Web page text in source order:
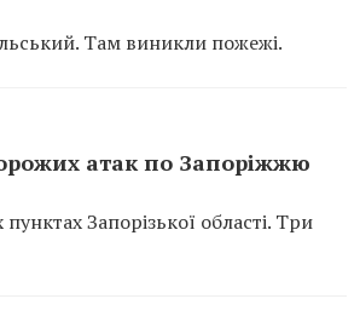
Там виникли пожежі.
атак по Запоріжжю
Запорізької області. Три